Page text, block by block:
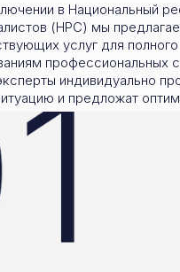
в Национальный
(НРС) мы
услуг для
профессиональных
индивидуально
и предложат